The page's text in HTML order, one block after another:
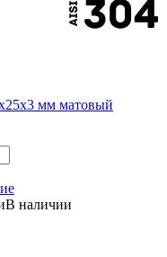
мм матовый
В наличии